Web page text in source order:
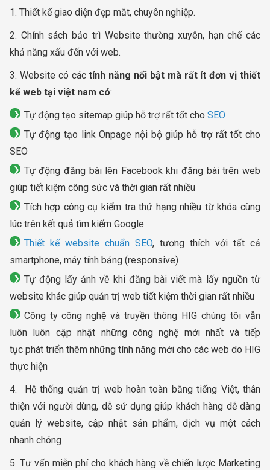
1. Thiết kế giao diện đẹp mắt, chuyên nghiệp.
2. Chính sách bảo trì Website thường xuyên, hạn chế các
khả năng xấu đến với web.
3. Website có cáctính năng nổi bật mà rất ít đơn vị thiết
kế web tại việt nam có:
Tự động tạo sitemap giúp hỗ trợ rất tốt cho SEO
Tự động tạo link Onpage nội bộ giúp hỗ trợ rất tốt cho
SEO
Tự động đăng bài lên Facebook khi đăng bài trên web
giúp tiết kiệm công sức và thời gian rất nhiều
Tích hợp công cụ kiểm tra thứ hạng nhiều từ khóa cùng
lúc trên kết quả tìm kiếm Google
Thiết kế website chuẩn SEO, tương thích với tất cả
smartphone, máy tính bảng (responsive)
Tự động lấy ảnh về khi đăng bài viết mà lấy nguồn từ
website khác giúp quản trị web tiết kiệm thời gian rất nhiều
Công ty công nghệ và truyền thông HIG chúng tôi vẫn
luôn luôn cập nhật những công nghệ mới nhất và tiếp
tục phát triển thêm những tính năng mới cho các web do HIG
thực hiện
4. Hệ thống quản trị web hoàn toàn bằng tiếng Việt, thân
thiện với người dùng, dễ sử dụng giúp khách hàng dễ dàng
quản lý website, cập nhật sản phẩm, dịch vụ một cách
nhanh chóng
5. Tư vấn miễn phí cho khách hàng về chiến lược Marketing